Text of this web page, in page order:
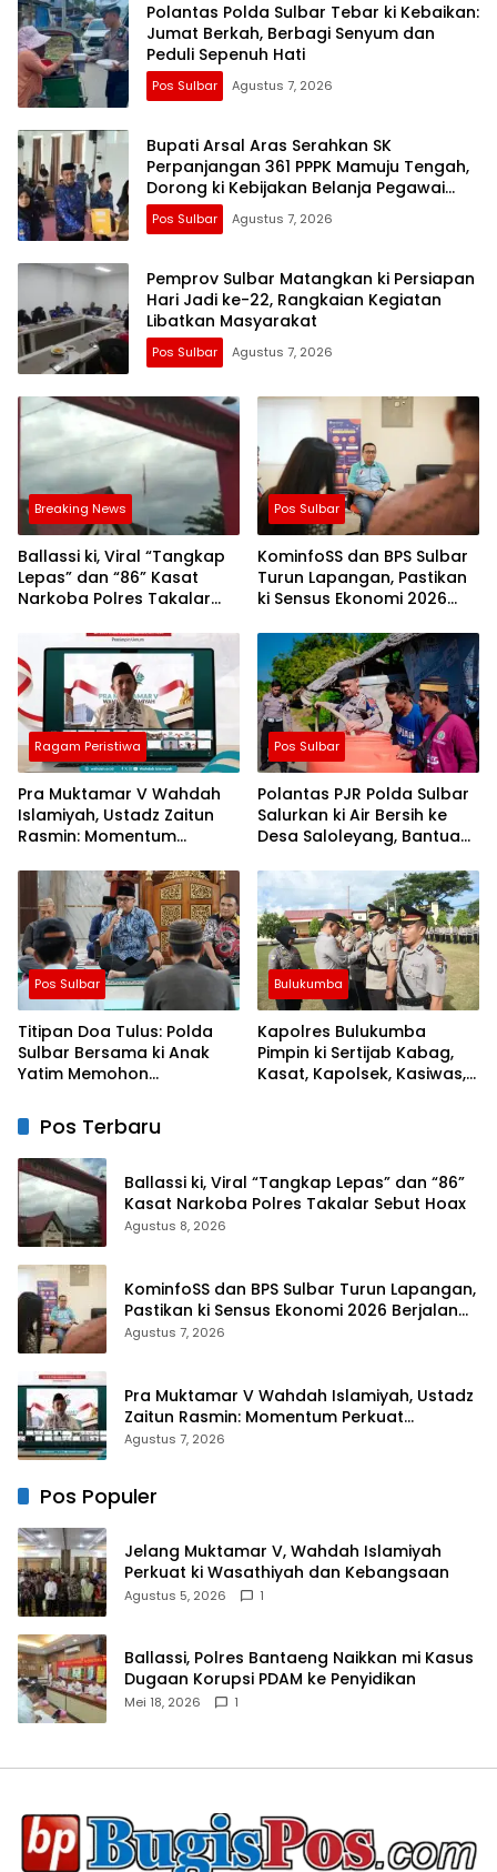
Polantas Polda Sulbar Tebar ki Kebaikan:
Jumat Berkah, Berbagi Senyum dan
Peduli Sepenuh Hati
Pos Sulbar Agustus 7, 2026
Bupati Arsal Aras Serahkan SK
Perpanjangan 361 PPPK Mamuju Tengah,
Dorong ki Kebijakan Belanja Pegawai
Lebih Fleksibel
Pos Sulbar Agustus 7, 2026
Pemprov Sulbar Matangkan ki Persiapan
Hari Jadi ke-22, Rangkaian Kegiatan
Libatkan Masyarakat
Pos Sulbar Agustus 7, 2026
Breaking News
Ballassi ki, Viral “Tangkap
Lepas” dan “86” Kasat
Narkoba Polres Takalar
Pos Sulbar
KominfoSS dan BPS Sulbar
Turun Lapangan, Pastikan
ki Sensus Ekonomi 2026
Akurat
Ragam Peristiwa
Pra Muktamar V Wahdah
Islamiyah, Ustadz Zaitun
Rasmin: Momentum
Evaluasi Perjalanan
Dakwah
Pos Sulbar
Polantas PJR Polda Sulbar
Salurkan ki Air Bersih ke
Desa Saloleyang, Bantuan
Kemarau
Pos Sulbar
Titipan Doa Tulus: Polda
Sulbar Bersama ki Anak
Yatim Memohon
Negeri
Bulukumba
Kapolres Bulukumba
Pimpin ki Sertijab Kabag,
Kasat, Kapolsek, Kasiwas,
Pos Terbaru
Ballassi ki, Viral “Tangkap Lepas” dan “86”
Kasat Narkoba Polres Takalar Sebut Hoax
Agustus 8, 2026
KominfoSS dan BPS Sulbar Turun Lapangan,
Pastikan ki Sensus Ekonomi 2026 Berjalan
Nyaman dan Akurat
Agustus 7, 2026
Pra Muktamar V Wahdah Islamiyah, Ustadz
Zaitun Rasmin: Momentum Perkuat
Konsolidasi dan Evaluasi Perjalanan
Agustus 7, 2026
Pos Populer
Jelang Muktamar V, Wahdah Islamiyah
Perkuat ki Wasathiyah dan Kebangsaan
Agustus 5, 2026 1
Ballassi, Polres Bantaeng Naikkan mi Kasus
Dugaan Korupsi PDAM ke Penyidikan
Mei 18, 2026 1